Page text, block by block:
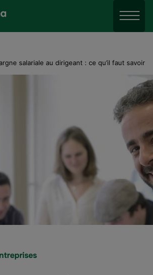
Menu
salariale au dirigeant : ce qu’il faut savoir